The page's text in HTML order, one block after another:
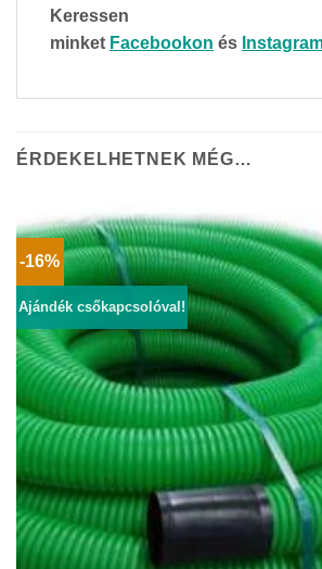
Keressen
minket Facebookon és
ÉRDEKELHETNEK MÉG…
-16%
Ajándék csőkapcsolóval!